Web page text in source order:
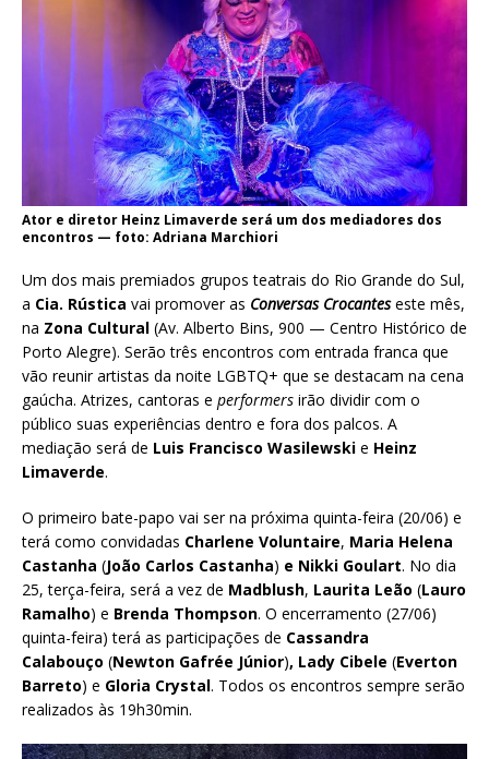
Ator e diretor Heinz Limaverde será um dos mediadores dos
encontros — foto: Adriana Marchiori
Um dos mais premiados grupos teatrais do Rio Grande do Sul,
a Cia. Rústica vai promover as Conversas Crocanteseste mês,
na Zona Cultural (Av. Alberto Bins, 900 — Centro Histórico de
Porto Alegre). Serão três encontros com entrada franca que
vão reunir artistas da noite LGBTQ+ que se destacam na cena
gaúcha. Atrizes, cantoras e performers irão dividir com o
público suas experiências dentro e fora dos palcos. A
mediação será de Luis Francisco Wasilewski e Heinz
Limaverde.
O primeiro bate-papo vai ser na próxima quinta-feira (20/06) e
terá como convidadas Charlene Voluntaire, Maria Helena
Castanha (João Carlos Castanha) e Nikki Goulart. No dia
25, terça-feira, será a vez de Madblush, Laurita Leão (Lauro
Ramalho) e Brenda Thompson. O encerramento (27/06)
quinta-feira) terá as participações de Cassandra
Calabouço (Newton Gafrée Júnior), Lady Cibele (Everton
Barreto) e Gloria Crystal. Todos os encontros sempre serão
realizados às 19h30min.